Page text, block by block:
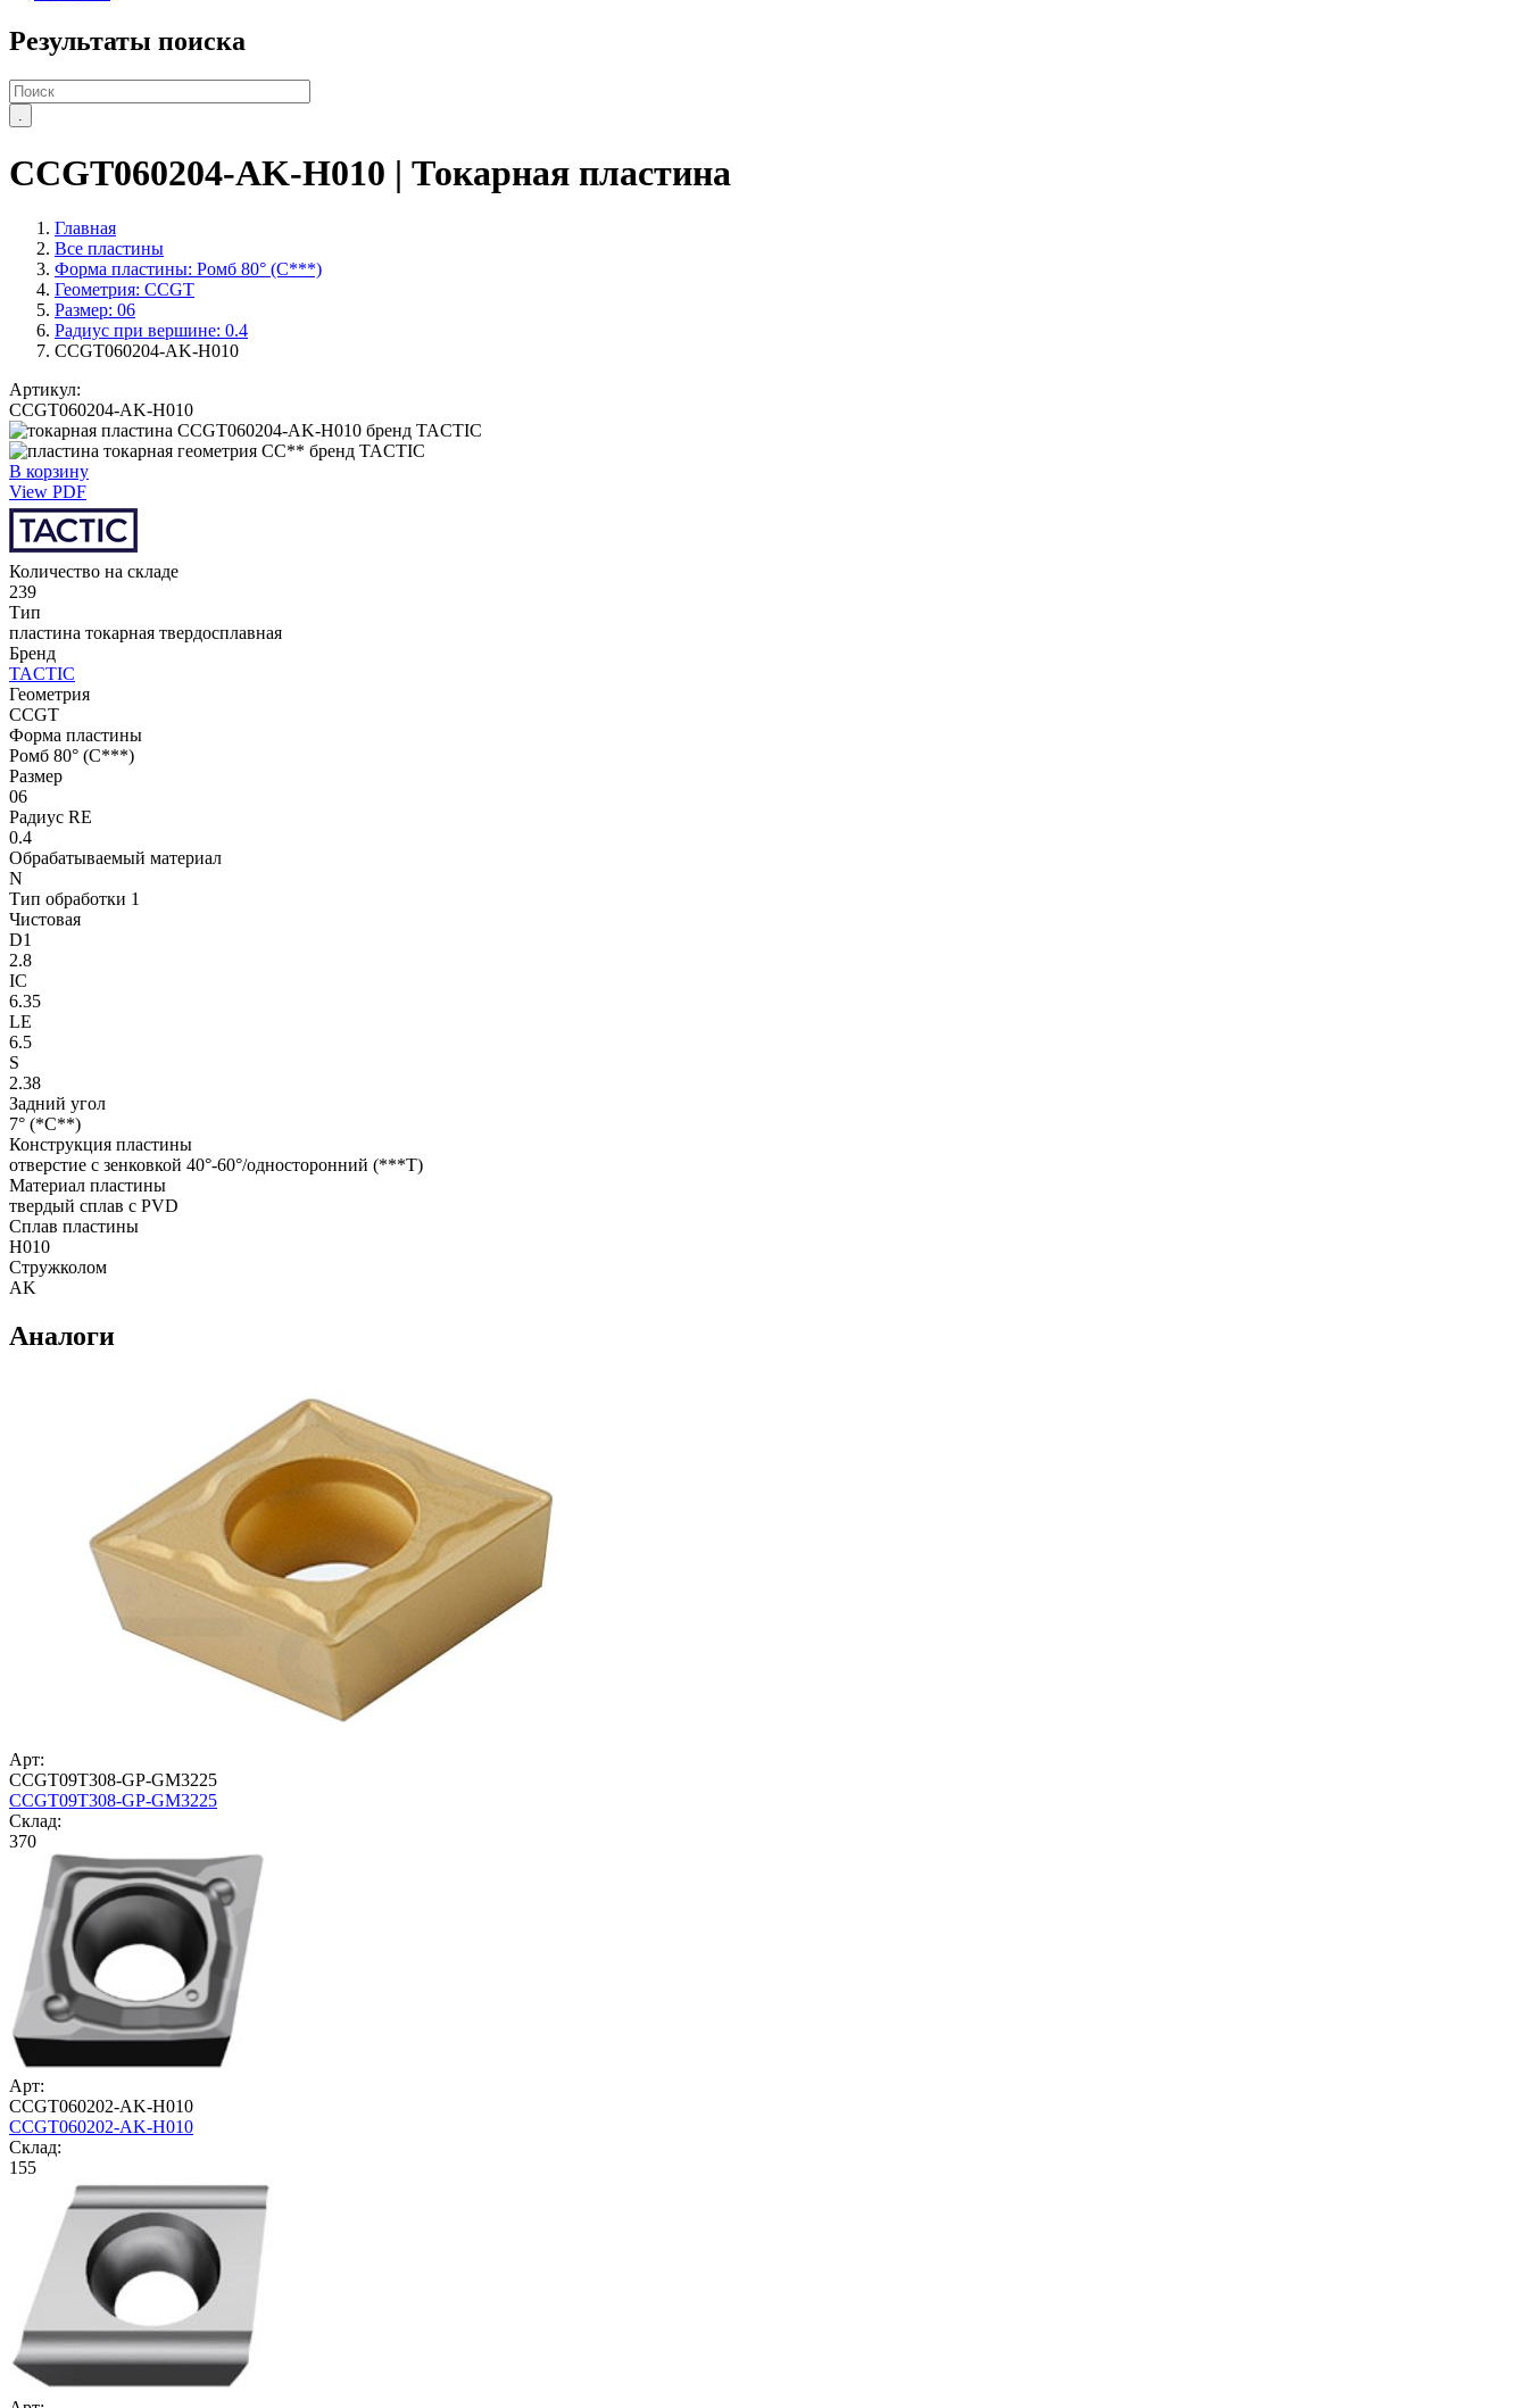
Результаты поиска
CCGT060204-AK-H010 | Токарная пластина
Главная
Все пластины
Форма пластины: Ромб 80° (С***)
Геометрия: CCGT
Размер: 06
Радиус при вершине: 0.4
CCGT060204-AK-H010
Артикул:
CCGT060204-AK-H010
В корзину
View PDF
Количество на складе
239
Тип
пластина токарная твердосплавная
Бренд
TACTIC
Геометрия
CCGT
Форма пластины
Ромб 80° (С***)
Размер
06
Радиус RE
0.4
Обрабатываемый материал
N
Тип обработки 1
Чистовая
D1
2.8
IC
6.35
LE
6.5
S
2.38
Задний угол
7° (*C**)
Конструкция пластины
отверстие с зенковкой 40°-60°/односторонний (***T)
Материал пластины
твердый сплав с PVD
Сплав пластины
H010
Стружколом
AK
Аналоги
Арт:
CCGT09T308-GP-GM3225
CCGT09T308-GP-GM3225
Cклад:
370
Арт:
CCGT060202-AK-H010
CCGT060202-AK-H010
Cклад:
155